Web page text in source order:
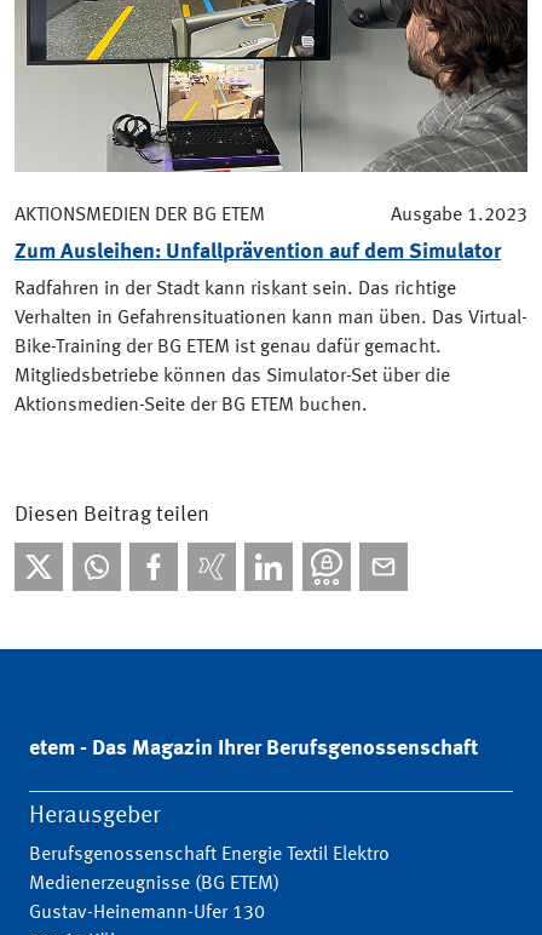
AKTIONSMEDIEN DER BG ETEM Ausgabe 1.2023
Zum Ausleihen: Unfallprävention auf dem Simulator
Radfahren in der Stadt kann riskant sein. Das richtige
Verhalten in Gefahrensituationen kann man üben. Das Virtual-
Bike-Training der BG ETEM ist genau dafür gemacht.
Mitgliedsbetriebe können das Simulator-Set über die
Aktionsmedien-Seite der BG ETEM buchen.
Diesen Beitrag teilen
etem - Das Magazin Ihrer Berufsgenossenschaft
Herausgeber
Berufsgenossenschaft Energie Textil Elektro
Medienerzeugnisse (BG ETEM)
Gustav-Heinemann-Ufer 130